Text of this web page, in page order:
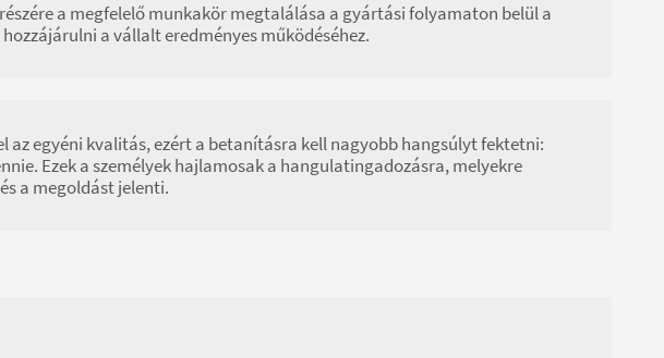
a megfelelő munkakör megtalálása a gyártási folyamaton belül a
a vállalt eredményes működéséhez.
az egyéni kvalitás, ezért a betanításra kell nagyobb hangsúlyt fektetni:
Ezek a személyek hajlamosak a hangulatingadozásra, melyekre
a megoldást jelenti.